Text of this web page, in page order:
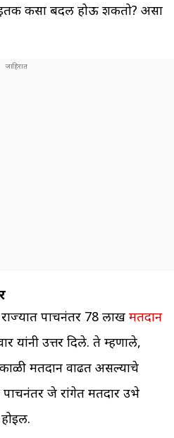
कसा बदल होऊ शकतो? असा
राज्यात पाचनंतर 78 लाख मतदान
यांनी उत्तर दिले. ते म्हणाले,
मतदान वाढत असल्याचे
जे रांगेत मतदार उभे